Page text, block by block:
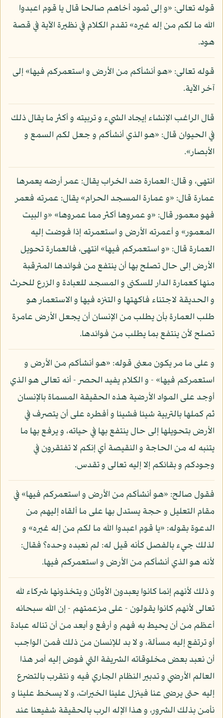
قوله تعالى: «و إلى ثمود أخاهم صالحا قال يا قوم اعبدوا
الله ما لكم من إله غيره» تقدم الكلام في نظيرة الآية في قصة
هود.
قوله تعالى: «هو أنشأكم من الأرض و استعمركم فيها» إلى
آخر الآية.
قال الراغب الإنشاء إيجاد الشيء و تربيته و أكثر ما يقال ذلك
في الحيوان قال: «هو الذي أنشأكم و جعل لكم السمع و
الأبصار».
انتهى، و قال: العمارة ضد الخراب يقال: عمر أرضه يعمرها
عمارة قال: «و عمارة المسجد الحرام» يقال: عمرته فعمر
فهو معمور قال: «و عمروها أكثر مما عمروها» «و البيت
المعمور» و أعمرته الأرض و استعمرته إذا فوضت إليه
العمارة قال: «و استعمركم فيها» انتهى، فالعمارة تحويل
الأرض إلى حال تصلح بها أن ينتفع من فوائدها المترقبة
منها كعمارة الدار للسكنى و المسجد للعبادة و الزرع للحرث
و الحديقة لاجتناء فاكهتها و التنزه فيها و الاستعمار هو
طلب العمارة بأن يطلب من الإنسان أن يجعل الأرض عامرة
تصلح لأن ينتفع بما يطلب من فوائدها.
و على ما مر يكون معنى قوله: «هو أنشأكم من الأرض و
استعمركم فيها» - و الكلام يفيد الحصر - أنه تعالى هو الذي
أوجد على المواد الأرضية هذه الحقيقة المسماة بالإنسان
ثم كملها بالتربية شيئا فشيئا و أفطره على أن يتصرف في
الأرض بتحويلها إلى حال ينتفع بها في حياته، و يرفع بها ما
يتنبه له من الحاجة و النقيصة أي إنكم لا تفتقرون في
وجودكم و بقائكم إلا إليه تعالى و تقدس.
فقول صالح: «هو أنشأكم من الأرض و استعمركم فيها» في
مقام التعليل و حجة يستدل بها على ما ألقاه إليهم من
الدعوة بقوله: «يا قوم اعبدوا الله ما لكم من إله غيره» و
لذلك جيء بالفصل كأنه قيل له: لم نعبده وحده؟ فقال:
لأنه هو الذي أنشأكم من الأرض و استعمركم فيها.
و ذلك لأنهم إنما كانوا يعبدون الأوثان و يتخذونها شركاء لله
تعالى لأنهم كانوا يقولون - على مزعمتهم - إن الله سبحانه
أعظم من أن يحيط به فهم و أرفع و أبعد من أن تناله عبادة
أو ترتفع إليه مسألة، و لا بد للإنسان من ذلك فمن الواجب
أن نعبد بعض مخلوقاته الشريفة التي فوض إليه أمر هذا
العالم الأرضي و تدبير النظام الجاري فيه و نتقرب بالتضرع
إليه حتى يرضى عنا فينزل علينا الخيرات، و لا يسخط علينا و
نأمن بذلك الشرور، و هذا الإله الرب بالحقيقة شفيعنا عند